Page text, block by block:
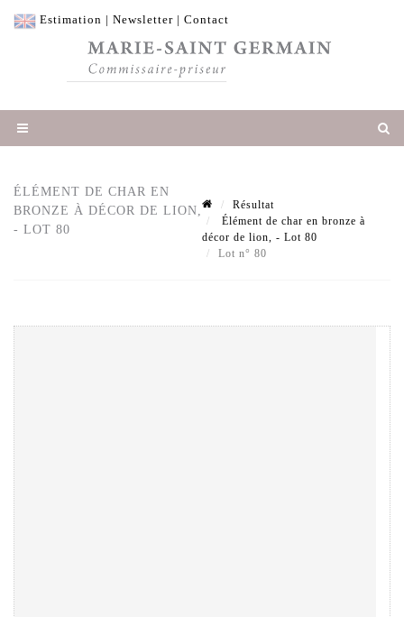
Estimation | Newsletter | Contact
ÉLÉMENT DE CHAR EN
BRONZE À DÉCOR DE LION,
- LOT 80
Résultat
Élément de char en bronze à
décor de lion, - Lot 80
Lot n° 80